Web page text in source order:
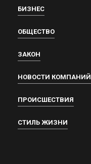
БИЗНЕС
ОБЩЕСТВО
ЗАКОН
НОВОСТИ КОМПАНИЙ
ПРОИСШЕСТВИЯ
СТИЛЬ ЖИЗНИ